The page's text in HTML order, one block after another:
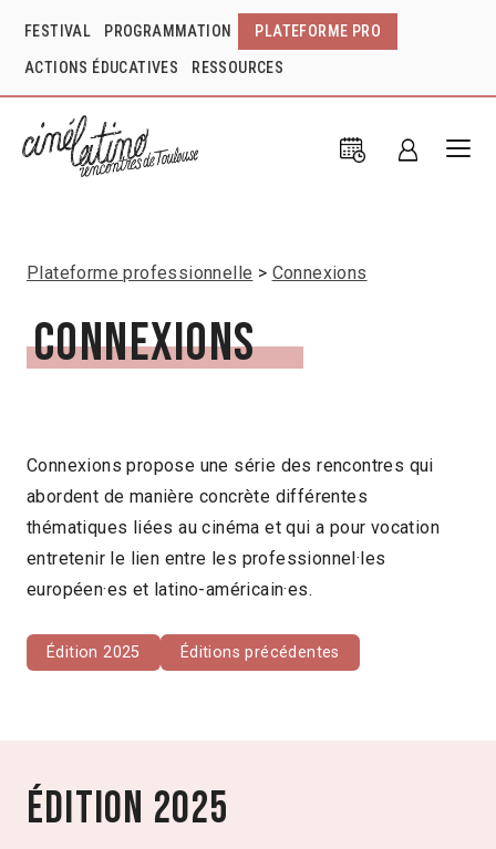
FESTIVAL PROGRAMMATION PLATEFORME PRO
ACTIONS ÉDUCATIVES RESSOURCES
Plateforme professionnelle Connexions
Connexions
Connexions propose une série des rencontres qui
abordent de manière concrète différentes
thématiques liées au cinéma et qui a pour vocation
entretenir le lien entre les professionnel·les
européen·es et latino-américain·es.
Édition 2025 Éditions précédentes
Édition 2025